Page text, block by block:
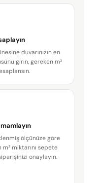
duvarınızın en
girin, gereken m²
ölçünüze göre
miktarını sepete
onaylayın.